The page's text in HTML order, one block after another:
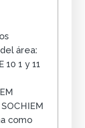
área:
10 1 y 11
como